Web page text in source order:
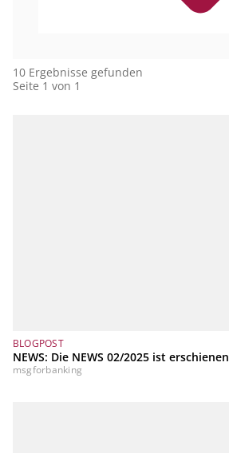
10 Ergebnisse gefunden
Seite 1 von 1
BLOGPOST
NEWS: Die NEWS 02/2025 ist erschienen
msgforbanking